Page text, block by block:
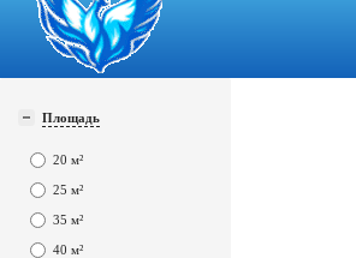
Площадь
20 м²
25 м²
35 м²
40 м²